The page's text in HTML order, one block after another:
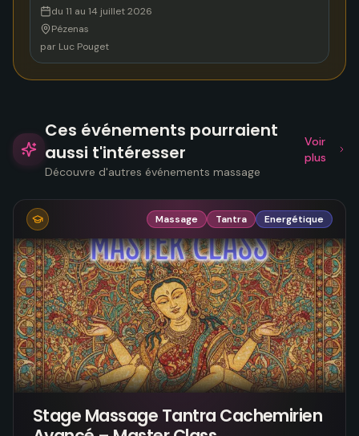
du 11 au 14 juillet 2026
Pézenas
par Luc Pouget
Ces événements pourraient
aussi t'intéresser
Découvre d'autres événements massage
Voir
plus
Massage Tantra Energétique
Stage Massage Tantra Cachemirien